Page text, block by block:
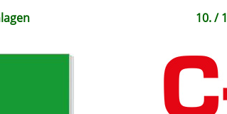
10. /